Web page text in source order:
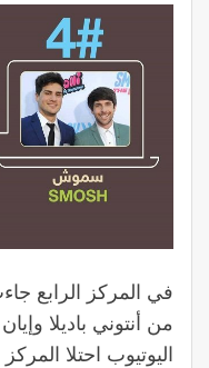
في المركز الرابع
من أنتوني باديلا